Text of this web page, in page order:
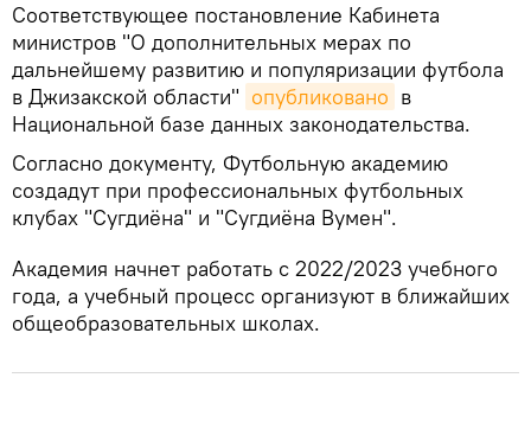
Соответствующее постановление Кабинета
министров "О дополнительных мерах по
дальнейшему развитию и популяризации футбола
в Джизакской области" опубликовано в
Национальной базе данных законодательства.
Согласно документу, Футбольную академию
создадут при профессиональных футбольных
клубах "Сугдиёна" и "Сугдиёна Вумен".
Академия начнет работать с 2022/2023 учебного
года, а учебный процесс организуют в ближайших
общеобразовательных школах.